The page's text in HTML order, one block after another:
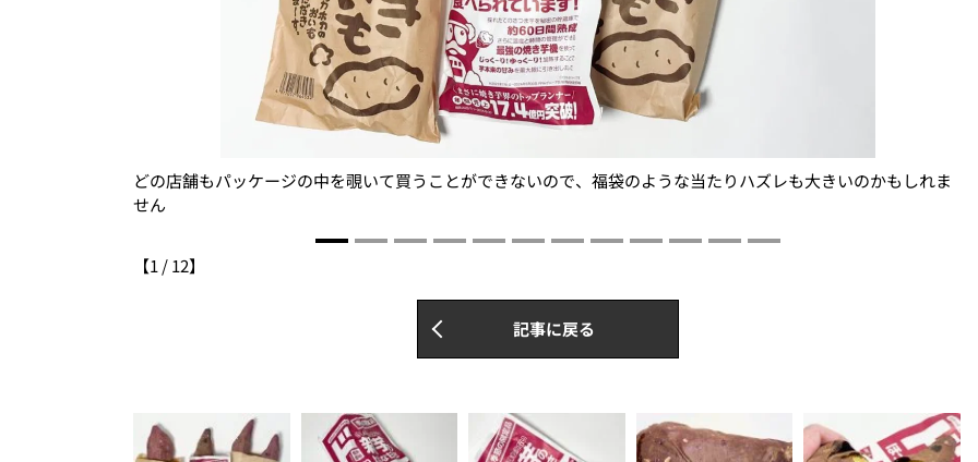
どの店舗もパッケージの中を覗いて買うことができないので、福袋のような当たりハズレも大きいのかもしれま
せん
【1 /12】
記事に戻る